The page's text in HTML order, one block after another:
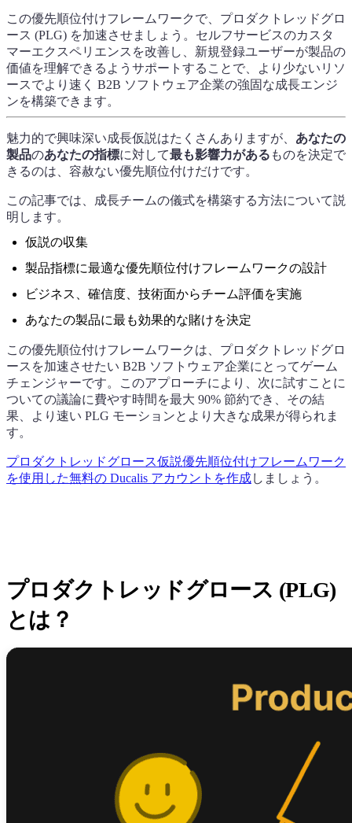
この優先順位付けフレームワークで、プロダクトレッドグロ
ース (PLG) を加速させましょう。セルフサービスのカスタ
マーエクスペリエンスを改善し、新規登録ユーザーが製品の
価値を理解できるようサポートすることで、より少ないリソ
ースでより速く B2B ソフトウェア企業の強固な成長エンジ
ンを構築できます。
魅力的で興味深い成長仮説はたくさんありますが、 あなたの
製品のあなたの指標に対して最も影響力がある ものを決定で
きるのは、容赦ない優先順位付けだけです。
この記事では、成長チームの儀式を構築する方法について説
明します。
仮説の収集
製品指標に最適な優先順位付けフレームワークの設計
ビジネス、確信度、技術面からチーム評価を実施
あなたの製品に最も効果的な賭けを決定
この優先順位付けフレームワークは、プロダクトレッドグロ
ースを加速させたい B2B ソフトウェア企業にとってゲーム
チェンジャーです。このアプローチにより、次に試すことに
ついての議論に費やす時間を最大 90% 節約でき、その結
果、より速い PLG モーションとより大きな成果が得られま
す。
プロダクトレッドグロース仮説優先順位付けフレームワーク
を使用した無料の Ducalis アカウントを作成しましょう。
プロダクトレッドグロース (PLG)
とは？